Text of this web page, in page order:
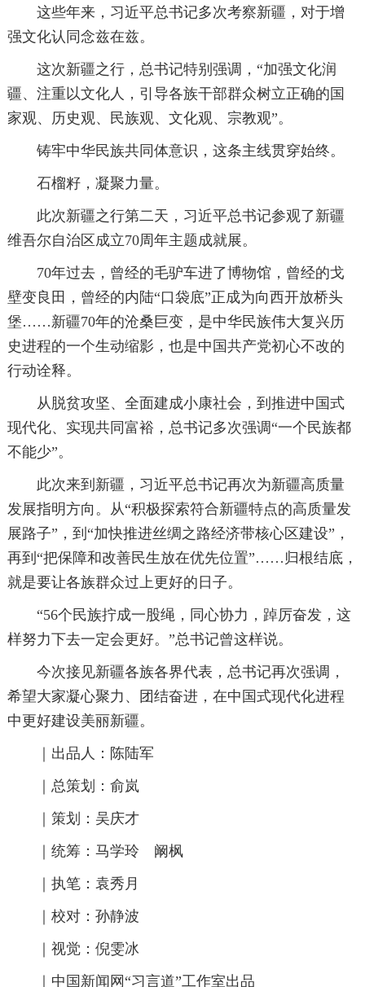
这些年来，习近平总书记多次考察新疆，对于增
强文化认同念兹在兹。
这次新疆之行，总书记特别强调，“加强文化润
疆、注重以文化人，引导各族干部群众树立正确的国
家观、历史观、民族观、文化观、宗教观”。
铸牢中华民族共同体意识，这条主线贯穿始终。
石榴籽，凝聚力量。
此次新疆之行第二天，习近平总书记参观了新疆
维吾尔自治区成立70周年主题成就展。
70年过去，曾经的毛驴车进了博物馆，曾经的戈
壁变良田，曾经的内陆“口袋底”正成为向西开放桥头
堡……新疆70年的沧桑巨变，是中华民族伟大复兴历
史进程的一个生动缩影，也是中国共产党初心不改的
行动诠释。
从脱贫攻坚、全面建成小康社会，到推进中国式
现代化、实现共同富裕，总书记多次强调“一个民族都
不能少”。
此次来到新疆，习近平总书记再次为新疆高质量
发展指明方向。从“积极探索符合新疆特点的高质量发
展路子”，到“加快推进丝绸之路经济带核心区建设”，
再到“把保障和改善民生放在优先位置”……归根结底，
就是要让各族群众过上更好的日子。
“56个民族拧成一股绳，同心协力，踔厉奋发，这
样努力下去一定会更好。”总书记曾这样说。
今次接见新疆各族各界代表，总书记再次强调，
希望大家凝心聚力、团结奋进，在中国式现代化进程
中更好建设美丽新疆。
｜出品人：陈陆军
｜总策划：俞岚
｜策划：吴庆才
｜统筹：马学玲 阚枫
｜执笔：袁秀月
｜校对：孙静波
｜视觉：倪雯冰
｜中国新闻网“习言道”工作室出品